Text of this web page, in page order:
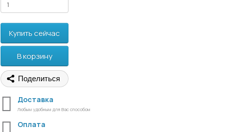
Купить сейчас
В корзину
Поделиться
Доставка
Любым удобным для Вас способом
Оплата